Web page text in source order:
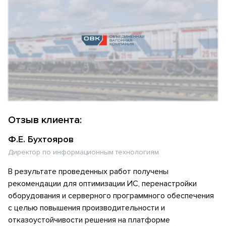
Отзыв клиента:
Ф.Е. Бухтояров
Директор по информационным технологиям
В результате проведенных работ получены
рекомендации для оптимизации ИС, перенастройки
оборудования и серверного программного обеспечения
с целью повышения производительности и
отказоустойчивости решения на платформе